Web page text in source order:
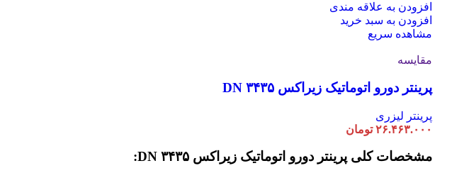
افزودن به علاقه مندی
افزودن به سبد خرید
مشاهده سریع
مقایسه
پرینتر دورو اتوماتیک زیراکس DN ۳۴۳۵
پرینتر لیزری
۲۶.۴۶۳.۰۰۰ تومان
مشخصات کلی پرینتر دورو اتوماتیک زیراکس DN ۳۴۳۵: